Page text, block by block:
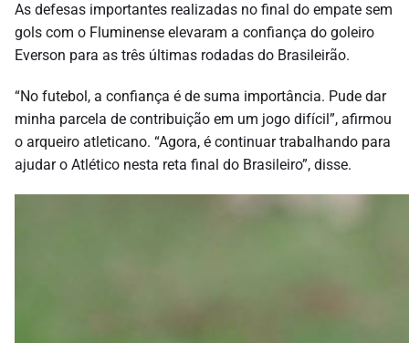
As defesas importantes realizadas no final do empate sem
gols com o Fluminense elevaram a confiança do goleiro
Everson para as três últimas rodadas do Brasileirão.
“No futebol, a confiança é de suma importância. Pude dar
minha parcela de contribuição em um jogo difícil”, afirmou
o arqueiro atleticano. “Agora, é continuar trabalhando para
ajudar o Atlético nesta reta final do Brasileiro”, disse.